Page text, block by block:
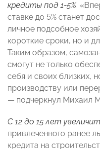
кредиты под 1-5%.
ставке до 5% станет
личное подсобное
короткие сроки, но и
Таким образом,
смогут не только
себя и своих близких,
производству или
— подчеркнул Михаил
С 12 до 15 лет
привлеченного ранее
кредита на